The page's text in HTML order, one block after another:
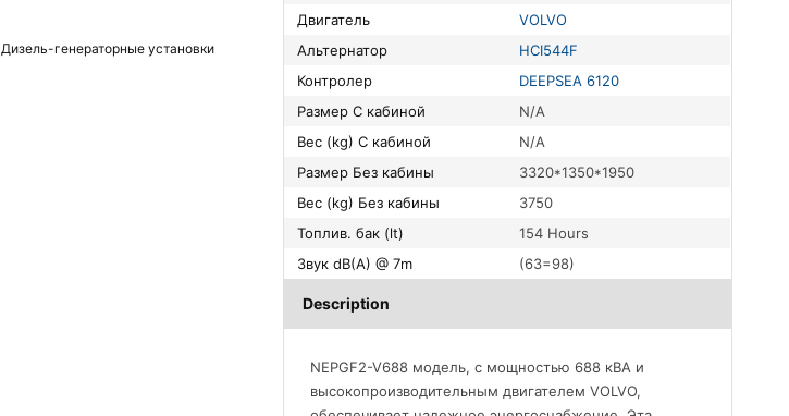
Дизель-генераторные установки
Двигатель
VOLVO
Альтернатор
HCI544F
Контролер
DEEPSEA 6120
Размер С кабиной
N/A
Вес (kg) С кабиной
N/A
Размер Без кабины
3320*1350*1950
Вес (kg) Без кабины
3750
Топлив. бак (lt)
154 Hours
Звук dB(A) @ 7m
(63=98)
Description
NEPGF2-V688 модель, с мощностью 688 кВА и
высокопроизводительным двигателем VOLVO,